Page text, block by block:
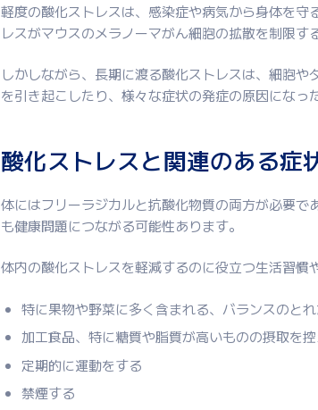
軽度の酸化ストレスは、感染症や病気から身体を
レスがマウスのメラノーマがん細胞の拡散を制限す
しかしながら、長期に渡る酸化ストレスは、細胞
を引き起こしたり、様々な症状の発症の原因になっ
酸化ストレスと関連のある症
体にはフリーラジカルと抗酸化物質の両方が必要
も健康問題につながる可能性あります。
体内の酸化ストレスを軽減するのに役立つ生活習
特に果物や野菜に多く含まれる、バランスのと
加工食品、特に糖質や脂質が高いものの摂取を
定期的に運動をする
禁煙する